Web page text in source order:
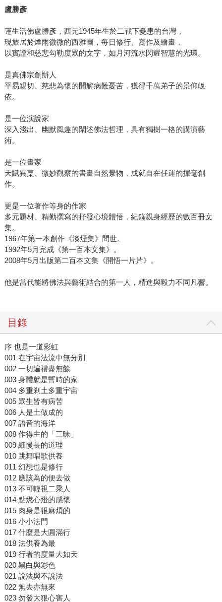
盧勝彥
蓮生活佛盧勝彥，西元1945年生於二戰下憂患的台灣，
現旅居於煙雨微微的西雅圖，每日修行、寫作及繪畫，
以實證和慈悲勾勒度眾的文字，如月河流水閃耀智慧的光環。
是真佛宗創辦人
平易親切、慈悲為懷的開解病難憂苦，獲得千萬弟子的景仰皈
依。
是一位演說家
深入淺出、幽默風趣的闡述佛法哲理，具有獨樹一格的講演藝
術。
是一位畫家
天賦異稟、微妙觀察的書畫自然景物，成就自在任運的揮毫創
作。
更是一位著作等身的作家
多元題材、精勤撰寫的抒發心境體悟，紀錄親身經歷的數百冊文
集。
1967年第一本創作《淡煙集》問世。
1992年5月完成《第一百本文集》。
2008年5月出版第二百本文集《開悟一片片》。
他是當代能將佛法與藝術結合的第一人，精進與毅力不同凡響。
目錄
序 也是一道彩虹
001 在宇宙法流中無分別
002 一切遍禮盡無餘
003 身體就是暫時的家
004 多重剎土多重宇宙
005 眾生皆有病苦
006 人是土做成的
007 語音的海洋
008 作得主的「三昧」
009 細慢長的道理
010 跳舞唱歌供養
011 幻想也是修行
012 應該為的便去做
013 不可輕視二乘人
014 點燃心燈的感懷
015 肉身是很麻煩的
016 小小法門
017 什麼是大圓滿行
018 法供養為最
019 行者的度量大如天
020 黑白與彩色
021 說法與不說法
022 無去亦無來
023 勿發大狠心害人